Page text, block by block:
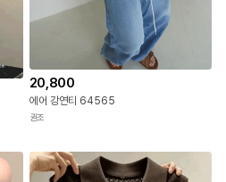
20,800
에어 강연티 64565
권조